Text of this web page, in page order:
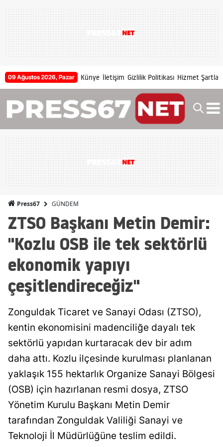
09 Ağustos 2026, Pazar Künye İletişim Gizlilik Politikası Hizmet Şartları
Press67 GÜNDEM
ZTSO Başkanı Metin Demir:
"Kozlu OSB ile tek sektörlü
ekonomik yapıyı
çeşitlendireceğiz"
Zonguldak Ticaret ve Sanayi Odası (ZTSO),
kentin ekonomisini madenciliğe dayalı tek
sektörlü yapıdan kurtaracak dev bir adım
daha attı. Kozlu ilçesinde kurulması planlanan
yaklaşık 155 hektarlık Organize Sanayi Bölgesi
(OSB) için hazırlanan resmi dosya, ZTSO
Yönetim Kurulu Başkanı Metin Demir
tarafından Zonguldak Valiliği Sanayi ve
Teknoloji İl Müdürlüğüne teslim edildi.